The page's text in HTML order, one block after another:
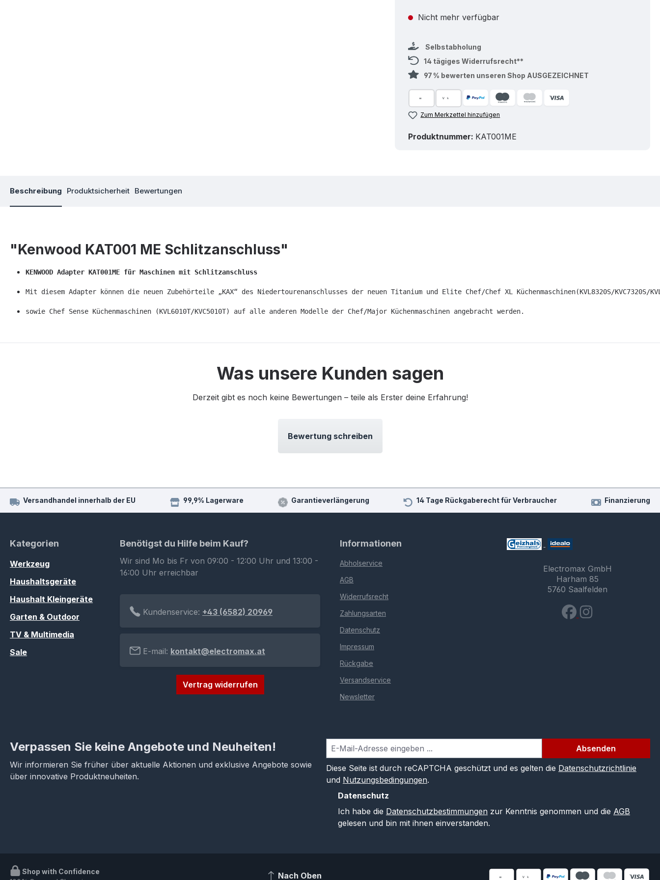
Nicht mehr verfügbar
Selbstabholung
14 tägiges Widerrufsrecht**
97 % bewerten unseren Shop AUSGEZEICHNET
Zum Merkzettel hinzufügen
Produktnummer: KAT001ME
Beschreibung Produktsicherheit Bewertungen
"Kenwood KAT001 ME Schlitzanschluss"
KENWOOD Adapter KAT001ME für Maschinen mit Schlitzanschluss
Mit diesem Adapter können die neuen Zubehörteile „KAX“ des Niedertourenanschlusses der neuen Titanium und Elite Chef/Chef XL Küchenmaschinen(KVL8320S/KVC7320S/
sowie Chef Sense Küchenmaschinen (KVL6010T/KVC5010T) auf alle anderen Modelle der Chef/Major Küchenmaschinen angebracht werden.
Was unsere Kunden sagen
Derzeit gibt es noch keine Bewertungen – teile als Erster deine Erfahrung!
Bewertung schreiben
Versandhandel innerhalb der EU 99,9% Lagerware Garantieverlängerung 14 Tage Rückgaberecht für Verbraucher Finanzierung
Kategorien
Werkzeug
Haushaltsgeräte
Haushalt Kleingeräte
Garten & Outdoor
TV & Multimedia
Sale
Benötigst du Hilfe beim Kauf?
Wir sind Mo bis Fr von 09:00 - 12:00 Uhr und 13:00 -
16:00 Uhr erreichbar
Kundenservice: +43 (6582) 20969
E-mail: kontakt@electromax.at
Vertrag widerrufen
Informationen
Abholservice
AGB
Widerrufsrecht
Zahlungsarten
Datenschutz
Impressum
Rückgabe
Versandservice
Newsletter
Electromax GmbH
Harham 85
5760 Saalfelden
Verpassen Sie keine Angebote und Neuheiten!
Wir informieren Sie früher über aktuelle Aktionen und exklusive Angebote sowie
über innovative Produktneuheiten.
Absenden
Diese Seite ist durch reCAPTCHA geschützt und es gelten die Datenschutzrichtlinie
und Nutzungsbedingungen.
Datenschutz
Ich habe die Datenschutzbestimmungenzur Kenntnis genommen und die AGB
gelesen und bin mit ihnen einverstanden.
Shop with Confidence
Nach Oben